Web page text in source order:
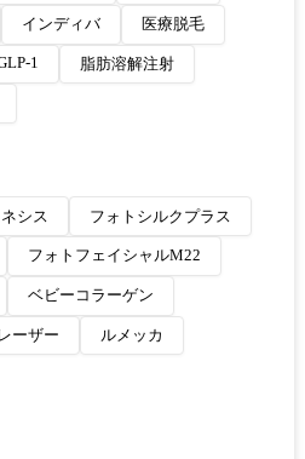
インディバ 医療脱毛
1 脂肪溶解注射
シス フォトシルクプラス
フォトフェイシャルM22
ベビーコラーゲン
ーザー ルメッカ